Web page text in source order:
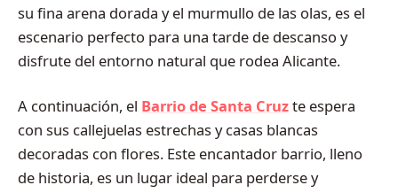
su fina arena dorada y el murmullo de las olas, es el
escenario perfecto para una tarde de descanso y
disfrute del entorno natural que rodea Alicante.
A continuación, el Barrio de Santa Cruzte espera
con sus callejuelas estrechas y casas blancas
decoradas con flores. Este encantador barrio, lleno
de historia, es un lugar ideal para perderse y